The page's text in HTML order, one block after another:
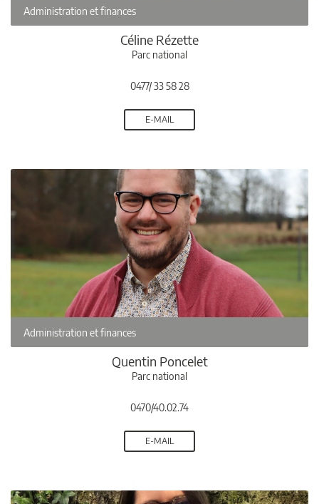
Administration et finances
Céline Rézette
Parc national
0477/ 33 58 28
E-MAIL
Administration et finances
Quentin Poncelet
Parc national
0470/40.02.74
E-MAIL